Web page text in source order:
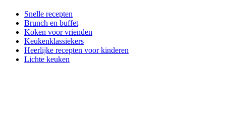
Snelle recepten
Brunch en buffet
Koken voor vrienden
Keukenklassiekers
Heerlijke recepten voor kinderen
Lichte keuken